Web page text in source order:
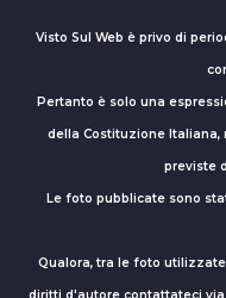
Visto Sul Web è privo di
Pertanto è solo una
della Costituzione
previste
Le foto pubblicate sono
Qualora, tra le foto